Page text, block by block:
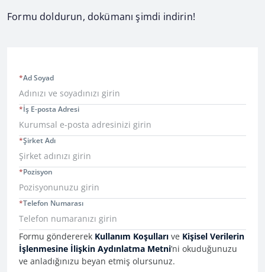
Formu doldurun, dokümanı şimdi indirin!
Ad Soyad
*
İş E-posta Adresi
*
Şirket Adı
*
Pozisyon
*
Telefon Numarası
*
Consent Information
Formu göndererek Kullanım Koşulları ve Kişisel Verilerin
İşlenmesine İlişkin Aydınlatma Metni’ni okuduğunuzu
ve anladığınızu beyan etmiş olursunuz.